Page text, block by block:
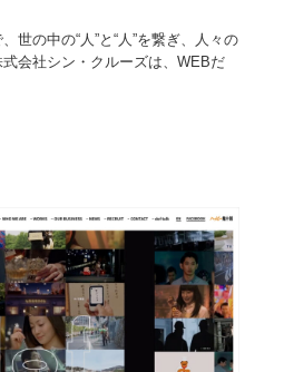
世の中の“人”と“人”を繋ぎ、人々の
会社シン・クルーズは、WEBだ